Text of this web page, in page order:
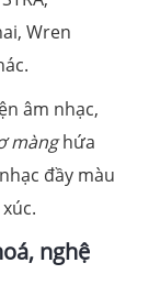
Wren
âm nhạc,
mànghứa
đầy màu
nghệ